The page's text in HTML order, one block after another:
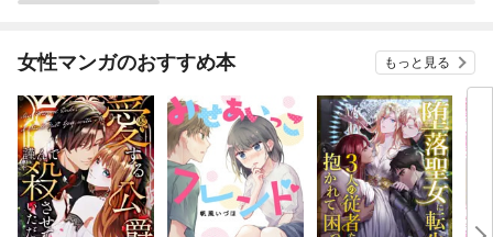
女性マンガのおすすめ本 もっと見る